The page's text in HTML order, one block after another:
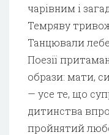
чарівним і
Темряву
Танцювали
Поезії
образи: мати,
— усе те, що
дитинства
пройнятий